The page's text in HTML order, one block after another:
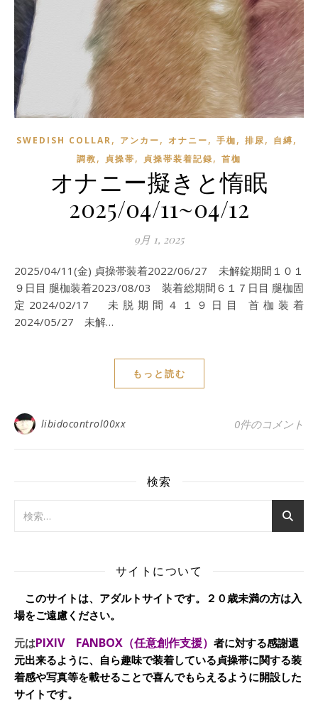
SWEDISH COLLAR, アンカー, オナニー, 手枷, 排尿, 自縛,
調教, 貞操帯, 貞操帯装着記録, 首枷
オナニー擬きと惰眠
2025/04/11~04/12
9月 1, 2025
2025/04/11(金) 貞操帯装着2022/06/27 未解錠期間１０１
９日目 腿枷装着2023/08/03 装着総期間６１７日目 腿枷固
定2024/02/17 未脱期間４１９日目 首枷装着
2024/05/27 未解…
もっと読む
libidocontrol00xx 0件のコメント
検索
サイトについて
このサイトは、アダルトサイトです。２０歳未満の方は入
場をご遠慮ください。
元はPIXIV FANBOX（任意創作支援） 者に対する感謝還
元出来るように、自ら趣味で装着している貞操帯に関する装
着感や写真等を載せることで喜んでもらえるように開設した
サイトです。